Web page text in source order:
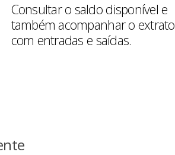
Consultar o saldo disponível e
também acompanhar o extrato
com entradas e saídas.